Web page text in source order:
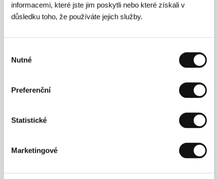
informacemi, které jste jim poskytli nebo které získali v
důsledku toho, že používáte jejich služby.
souhlasu
Nutné
Preferenční
Statistické
Marketingové
Wang Chao (1964, Nanjing) pracoval několik let jako
dělník ve fabrice. Poté, co absolvoval večerní kurs
filmové kritiky. V roce 1994 začal pracovat v reklamě,
pracoval jako asistent režiséra Chen Kaigeho. Vydal
první celovečerní film.